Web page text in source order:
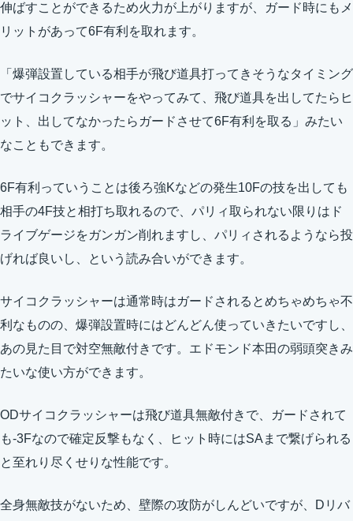
伸ばすことができるため火力が上がりますが、ガード時にもメ
リットがあって6F有利を取れます。
「爆弾設置している相手が飛び道具打ってきそうなタイミング
でサイコクラッシャーをやってみて、飛び道具を出してたらヒ
ット、出してなかったらガードさせて6F有利を取る」みたい
なこともできます。
6F有利っていうことは後ろ強Kなどの発生10Fの技を出しても
相手の4F技と相打ち取れるので、パリィ取られない限りはド
ライブゲージをガンガン削れますし、パリィされるようなら投
げれば良いし、という読み合いができます。
サイコクラッシャーは通常時はガードされるとめちゃめちゃ不
利なものの、爆弾設置時にはどんどん使っていきたいですし、
あの見た目で対空無敵付きです。エドモンド本田の弱頭突きみ
たいな使い方ができます。
ODサイコクラッシャーは飛び道具無敵付きで、ガードされて
も-3Fなので確定反撃もなく、ヒット時にはSAまで繋げられる
と至れり尽くせりな性能です。
全身無敵技がないため、壁際の攻防がしんどいですが、Dリバ